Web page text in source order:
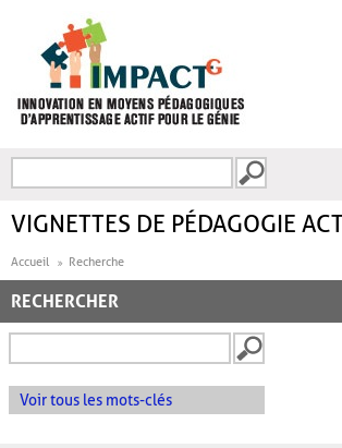
FORMULAIRE DE
VIGNETTES DE PÉDAGOGIE
Accueil Recherche
RECHERCHER
Voir tous les mots-clés